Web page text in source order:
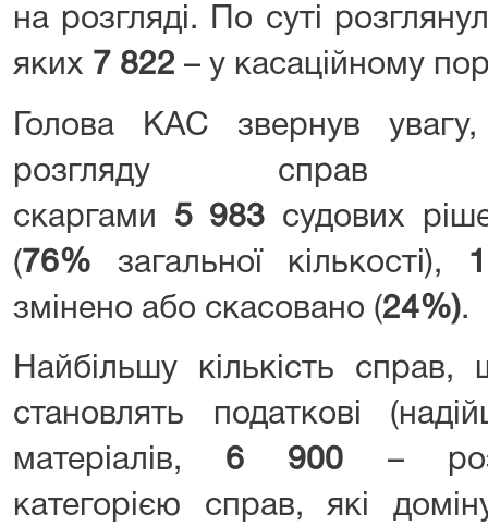
на розгляді. По суті
яких 7 822 – у касаційному
Голова КАС звернув
розгляду справ
скаргами
5 983
судових
( 76% загальної кількості),
змінено або скасовано (24%).
Найбільшу кількість
становлять податкові
матеріалів,
6 900
–
категорією справ, які